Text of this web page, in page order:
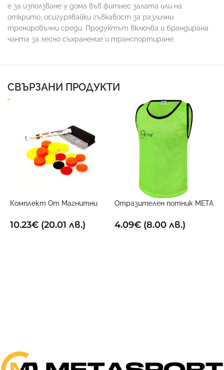
е за използване у дома във фитнес залата или на
открито, осигурявайки гъвкавост за различни
тренировъчни среди. Продуктът включва и брандирана
чанта за лесно съхранение и транспортиране.
СВЪРЗАНИ ПРОДУКТИ
Комплект От Магнитни
10.23€ (20.01 лв.)
Отразителен потник META
4.09€(8.00 лв.)